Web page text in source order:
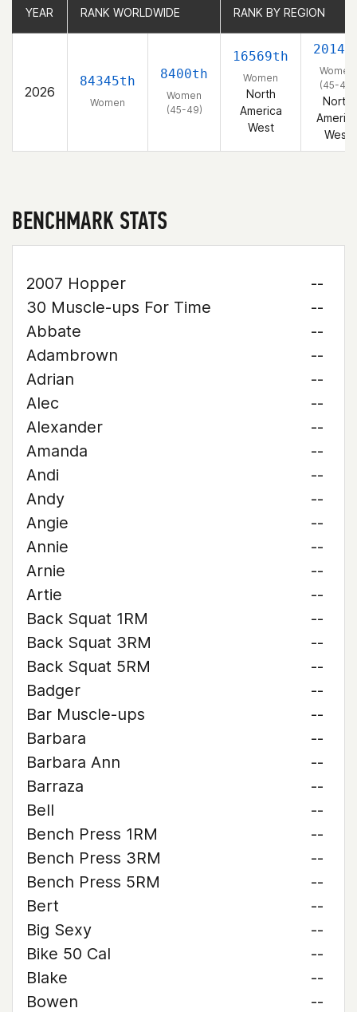
YEAR RANK WORLDWIDE RANK BY REGION
2026
84345th
Women
8400th
Women
(45-49)
16569th
Women
North
America
West
Women
(45-49)
North
West
YEAR RANK WORLDWIDE RANK BY REGION
BENCHMARK STATS
2007 Hopper
--
30 Muscle-ups For Time
--
Abbate
--
Adambrown
--
Adrian
--
Alec
--
Alexander
--
Amanda
--
Andi
--
Andy
--
Angie
--
Annie
--
Arnie
--
Artie
--
Back Squat 1RM
--
Back Squat 3RM
--
Back Squat 5RM
--
Badger
--
Bar Muscle-ups
--
Barbara
--
Barbara Ann
--
Barraza
--
Bell
--
Bench Press 1RM
--
Bench Press 3RM
--
Bench Press 5RM
--
Bert
--
Big Sexy
--
Bike 50 Cal
--
Blake
--
Bowen
--